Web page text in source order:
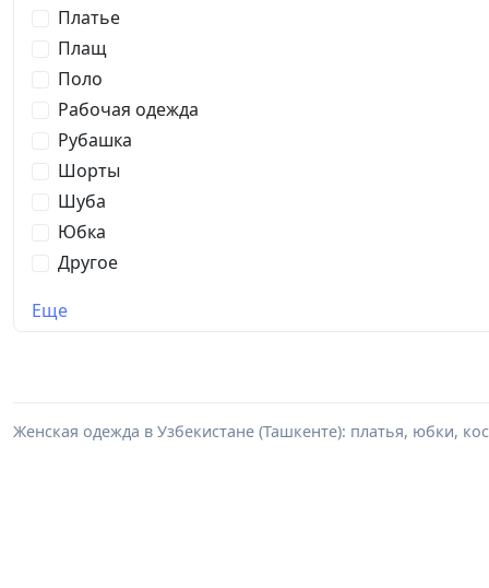
Платье
Плащ
Поло
Рабочая одежда
Рубашка
Шорты
Шуба
Юбка
Другое
Еще
Женская одежда в Узбекистане (Ташкенте): платья, юбки,